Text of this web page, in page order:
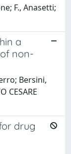
F., Anasetti;
a
non-
Bersini,
CESARE
drug